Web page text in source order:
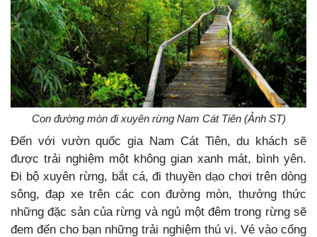
Con đường mòn đi xuyên rừng Nam Cát Tiên (Ảnh ST)
Đến với vườn quốc gia Nam Cát Tiên, du khách sẽ
được trải nghiệm một không gian xanh mát, bình yên.
Đi bộ xuyên rừng, bắt cá, đi thuyền dạo chơi trên dòng
sông, đạp xe trên các con đường mòn, thưởng thức
những đặc sản của rừng và ngủ một đêm trong rừng sẽ
đem đến cho bạn những trải nghiệm thú vị. Vé vào cổng